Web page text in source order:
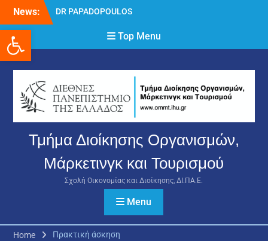
Ανοίξτε τη γραμμή εργαλείων
content
News:
DR PAPADOPOULOS
Δρ Παπαδόπουλος
Νικόλαος
δικαιολογητικών και
ενστάσεων για τη
χορήγηση του
στεγαστικού επιδόματος
ακαδημαϊκού έτους 2025-
2026.
Top Menu
Τμήμα Διοίκησης Οργανισμών,
Μάρκετινγκ και Τουρισμού
Σχολή Οικονομίας και Διοίκησης, ΔΙ.ΠΑ.Ε.
Menu
Home Πρακτική άσκηση